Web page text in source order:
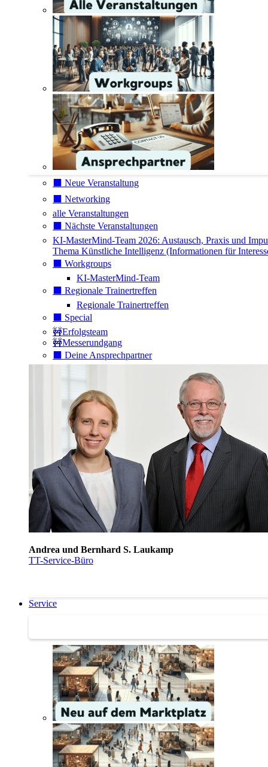
⬛️ Neue Veranstaltung
⬛️ Networking
alle Veranstaltungen
⬛️ Nächste Veranstaltungen
KI-MasterMind-Team 2026: Austausch, Praxis und
Thema Künstliche Intelligenz (Informationen für
⬛️ Workgroups
KI-MasterMind-Team
⬛️ Regionale Trainertreffen
Regionale Trainertreffen
⬛️ Special
🚧Erfolgsteam
🚧Messerundgang
⬛️ Deine Ansprechpartner
Andrea und Bernhard S. Laukamp
TT-Service-Büro
Service